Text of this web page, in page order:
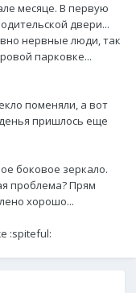
месяце. В первую
двери...
нервные люди, так
парковке...
поменяли, а вот
пришлось еще
боковое зеркало.
проблема? Прям
хорошо...
:spiteful: